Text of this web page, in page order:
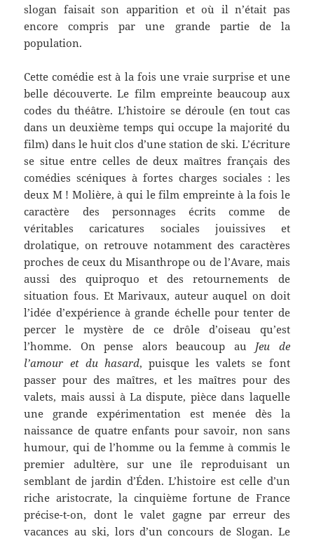
slogan faisait son apparition et où il n’était pas
encore compris par une grande partie de la
population.
Cette comédieest à la fois une vraie surprise et une
belle découverte.Le film empreinte beaucoup aux
codes du théâtre. L’histoire se déroule (en tout cas
dans un deuxième temps qui occupe la majorité du
film) dans le huit clos d’une station de ski. L’écriture
se situe entre celles de deux maîtres français des
comédies scéniques à fortes charges sociales : les
deux M ! Molière, à qui le film empreinteà la fois le
caractère des personnages écrits comme de
véritables caricatures sociales jouissives et
drolatique, on retrouve notammentdes caractères
proches de ceux du Misanthrope ou de l’Avare, mais
aussi des quiproquo et des retournements de
situation fous. EtMarivaux, auteur auquel on doit
l’idée d’expérience à grande échelle pour tenter de
percer le mystère de ce drôle d’oiseau qu’est
l’homme. On pense alors beaucoup au Jeu de
l’amour et du hasard, puisque les valets se font
passer pour des maîtres, et les maîtres pour des
valets, mais aussi à La dispute, pièce dans laquelle
une grande expérimentation est menée dès la
naissance de quatre enfants pour savoir, non sans
humour, qui de l’homme ou la femme à commis le
premier adultère, sur une île reproduisant un
semblant de jardin d’Éden. L’histoire est celle d’un
riche aristocrate, la cinquième fortune de France
précise-t-on, dont le valet gagne par erreur des
vacances au ski, lors d’un concours de Slogan. Le